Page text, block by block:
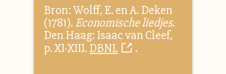
Bron: Wolff, E. en A. Deken
(1781). Economische liedjes.
Den Haag: Isaac van Cleef,
p. XI-XIII. DBNL .